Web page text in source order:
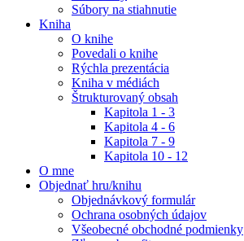
Súbory na stiahnutie
Kniha
O knihe
Povedali o knihe
Rýchla prezentácia
Kniha v médiách
Štrukturovaný obsah
Kapitola 1 - 3
Kapitola 4 - 6
Kapitola 7 - 9
Kapitola 10 - 12
O mne
Objednať hru/knihu
Objednávkový formulár
Ochrana osobných údajov
Všeobecné obchodné podmienky